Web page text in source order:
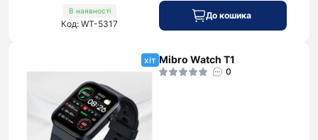
В наявності
Код: WT-5317
До кошика
хіт Mibro Watch T1
0